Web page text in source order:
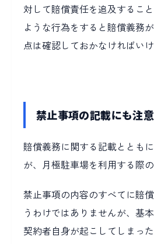
対して賠償責任を追及するこ
ような行為をすると賠償義務
点は確認しておかなければいけ
禁止事項の記載にも注意
賠償義務に関する記載ととも
が、月極駐車場を利用する際
禁止事項の内容のすべてに賠
うわけではありませんが、基
契約者自身が起こしてしまっ